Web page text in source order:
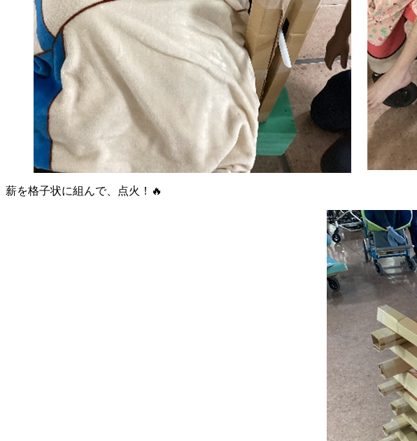
薪を格子状に組んで、点火！🔥